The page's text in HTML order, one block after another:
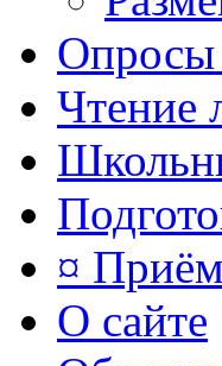
Чтение
¤
О сайте